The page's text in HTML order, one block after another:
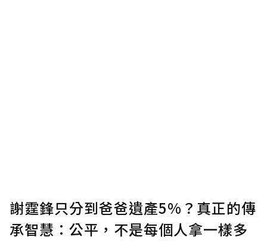
謝霆鋒只分到爸爸遺產5%？真正的傳
承智慧：公平，不是每個人拿一樣多